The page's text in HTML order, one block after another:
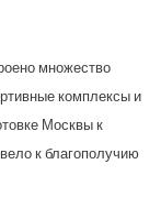
множество
комплексы и
Москвы к
к благополучию